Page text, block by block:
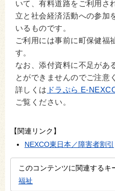
いて、有料道路をご利用さ
立と社会経済活動への参加
いるものです。
ご利用には事前に町保健福
す。
なお、添付資料に不足があ
とができませんのでご注意
詳しくは ドラぷら E-
ご覧ください。
【関連リンク】
NEXCO東日本／障害者割引
このコンテンツに関連するキ
福祉